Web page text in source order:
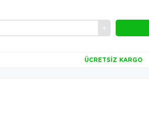
ÜCRETSIZ KARGO